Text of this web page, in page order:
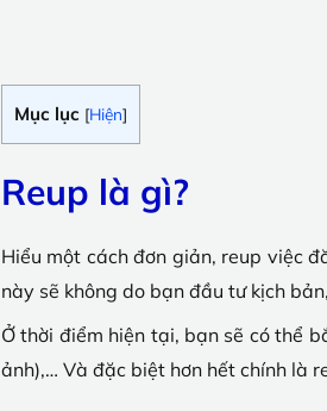
Mục lục [Hiện]
Reup là gì?
Hiểu một cách đơn giản, reup việc
này sẽ không do bạn đầu tư kịch
Ở thời điểm hiện tại, bạn sẽ có thể
ảnh),… Và đặc biệt hơn hết chính là